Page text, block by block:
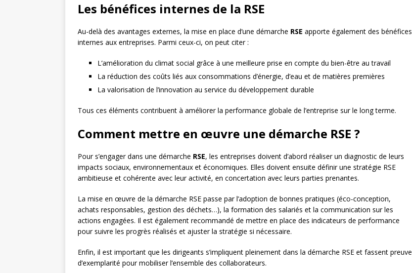
Les bénéfices internes de la RSE
Au-delà des avantages externes, la mise en place d’une démarche RSE apporte également des bénéfices
internes aux entreprises. Parmi ceux-ci, on peut citer :
L’amélioration du climat social grâce à une meilleure prise en compte du bien-être au travail
La réduction des coûts liés aux consommations d’énergie, d’eau et de matières premières
La valorisation de l’innovation au service du développement durable
Tous ces éléments contribuent à améliorer la performance globale de l’entreprise sur le long terme.
Comment mettre en œuvre une démarche RSE ?
Pour s’engager dans une démarche RSE, les entreprises doivent d’abord réaliser un diagnostic de leurs
impacts sociaux, environnementaux et économiques. Elles doivent ensuite définir une stratégie RSE
ambitieuse et cohérente avec leur activité, en concertation avec leurs parties prenantes.
La mise en œuvre de la démarche RSE passe par l’adoption de bonnes pratiques (éco-conception,
achats responsables, gestion des déchets…), la formation des salariés et la communication sur les
actions engagées. Il est également recommandé de mettre en place des indicateurs de performance
pour suivre les progrès réalisés et ajuster la stratégie si nécessaire.
Enfin, il est important que les dirigeants s’impliquent pleinement dans la démarche RSE et fassent preuve
d’exemplarité pour mobiliser l’ensemble des collaborateurs.